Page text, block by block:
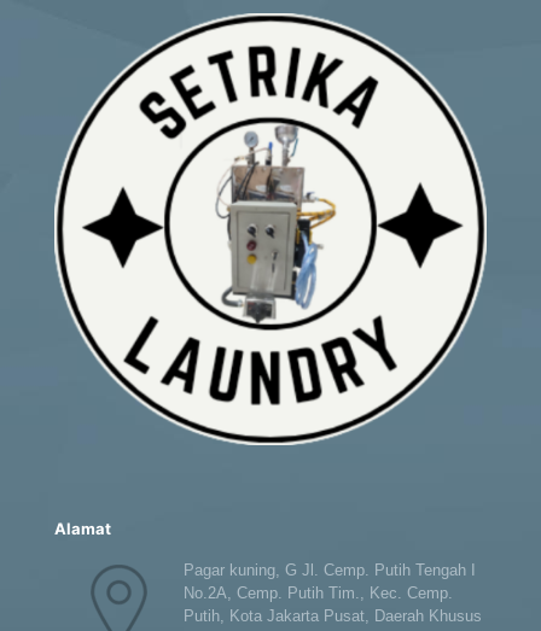
Alamat
Pagar kuning, G Jl. Cemp. Putih Tengah I
No.2A, Cemp. Putih Tim., Kec. Cemp.
Putih, Kota Jakarta Pusat, Daerah Khusus